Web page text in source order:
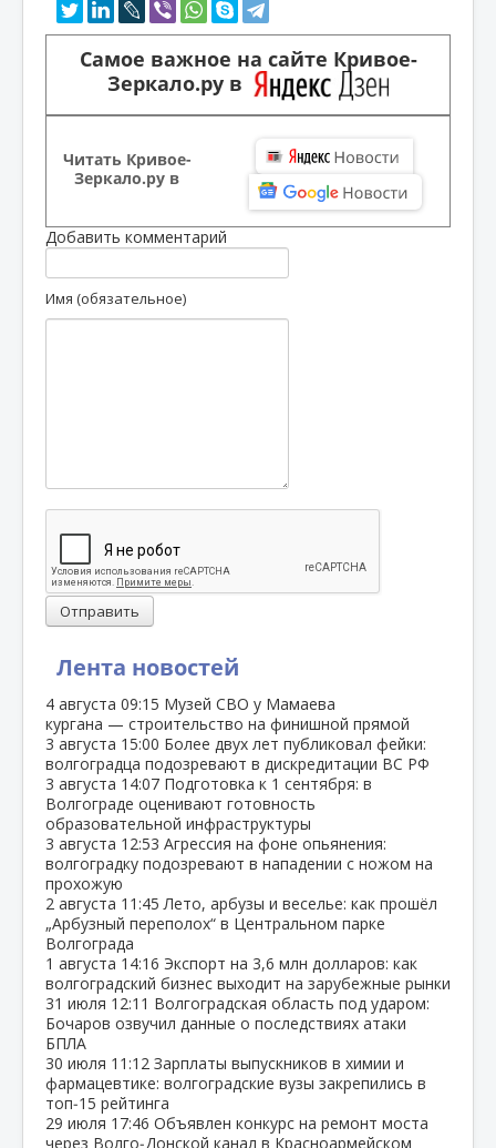
Лента новостей
4 августа 09:15 Музей СВО у Мамаева
кургана — строительство на финишной прямой
3 августа 15:00 Более двух лет публиковал фейки:
волгоградца подозревают в дискредитации ВС РФ
3 августа 14:07 Подготовка к 1 сентября: в
Волгограде оценивают готовность
образовательной инфраструктуры
3 августа 12:53 Агрессия на фоне опьянения:
волгоградку подозревают в нападении с ножом на
прохожую
2 августа 11:45 Лето, арбузы и веселье: как прошёл
„Арбузный переполох“ в Центральном парке
Волгограда
1 августа 14:16 Экспорт на 3,6 млн долларов: как
волгоградский бизнес выходит на зарубежные рынки
31 июля 12:11 Волгоградская область под ударом:
Бочаров озвучил данные о последствиях атаки
БПЛА
30 июля 11:12 Зарплаты выпускников в химии и
фармацевтике: волгоградские вузы закрепились в
топ‑15 рейтинга
29 июля 17:46 Объявлен конкурс на ремонт моста
через Волго‑Донской канал в Красноармейском
Самое важное на сайте Кривое-
Зеркало.ру в
Читать Кривое-
Зеркало.ру в
Добавить комментарий
Имя (обязательное)
Отправить